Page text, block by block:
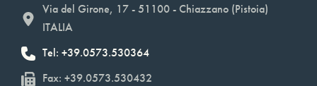
Via del Girone, 17 - 51100 - Chiazzano (Pistoia)
ITALIA
Tel: +39.0573.530364
Fax: +39.0573.530432